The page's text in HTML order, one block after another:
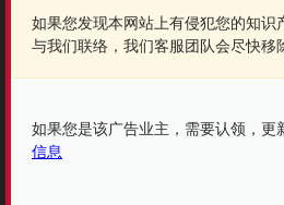
如果您发现本网站上有侵犯您的知
与我们联络，我们客服团队会尽快移
如果您是该广告业主，需要认领，更
信息